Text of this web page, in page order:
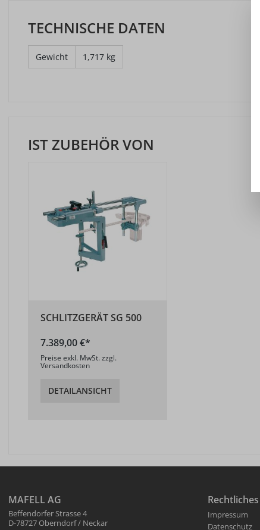
TECHNISCHE DATEN
Gewicht 1,717 kg
IST ZUBEHÖR VON
SCHLITZGERÄT SG 500
7.389,00 €*
Preise exkl. MwSt. zzgl.
Versandkosten
DETAILANSICHT
MAFELL AG
Beffendorfer Strasse 4
D-78727 Oberndorf / Neckar
Rechtliches
Impressum
Datenschutz